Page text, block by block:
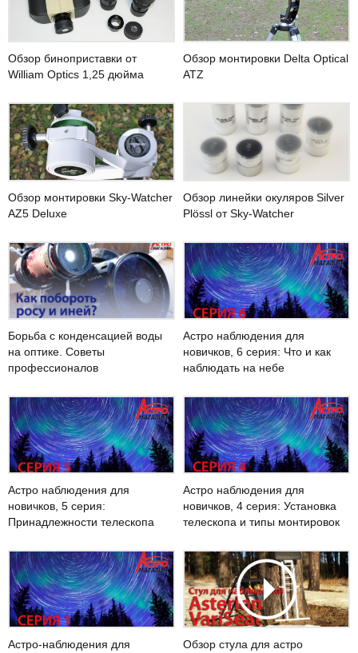
Обзор биноприставки от
William Optics 1,25 дюйма
Обзор монтировки Delta Optical
ATZ
Обзор монтировки Sky-Watcher
AZ5 Deluxe
Обзор линейки окуляров Silver
Plössl от Sky-Watcher
Борьба с конденсацией воды
на оптике. Советы
профессионалов
Астро наблюдения для
новичков, 6 серия: Что и как
наблюдать на небе
Астро наблюдения для
новичков, 5 серия:
Принадлежности телескопа
Астро наблюдения для
новичков, 4 серия: Установка
телескопа и типы монтировок
Астро-наблюдения для
Обзор стула для астро